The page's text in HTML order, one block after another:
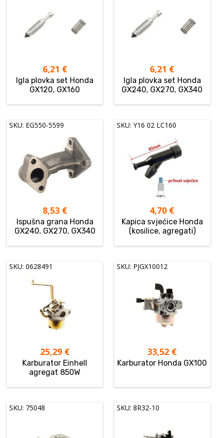
6,21 €
Igla plovka set Honda
GX120, GX160
6,21 €
Igla plovka set Honda
GX240, GX270, GX340
SKU: EG550-5599
8,53 €
Ispušna grana Honda
GX240, GX270, GX340
SKU: Y16 02 LC160
4,70 €
Kapica svjećice Honda
(kosilice, agregati)
SKU: 0628491
25,29 €
Karburator Einhell
agregat 850W
SKU: PJGX10012
33,52 €
Karburator Honda GX100
SKU: 75048 SKU: 8R32-10